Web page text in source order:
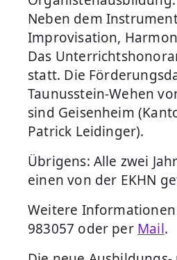
Neben dem
Improvisation,
Das
statt. Die
Taunusstein-Wehen
sind Geisenheim
Patrick Leidinger).
Übrigens: Alle zwei
einen von der EKHN
Weitere Informationen
983057 oder per Mail.